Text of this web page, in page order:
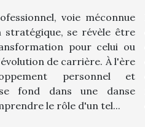
voie méconnue
stratégique, se révèle être
pour celui ou
de carrière. À l'ère
personnel et
fond dans une danse
le rôle d'un tel...